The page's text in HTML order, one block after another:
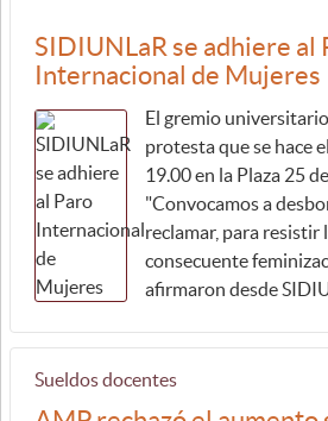
SIDIUNLaR se adhiere al
Internacional de Mujeres
El gremio
protesta que se hace
19.00 en la Plaza 25
"Convocamos a
reclamar, para resistir
consecuente
afirmaron desde
Sueldos docentes